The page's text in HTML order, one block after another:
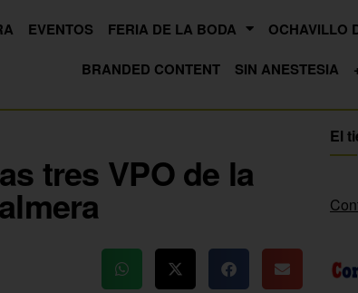
EVENTOS FERIA DE LA BODA OCHAVILLO
BRANDED CONTENT
SIN ANESTESIA
tres VPO de la
El